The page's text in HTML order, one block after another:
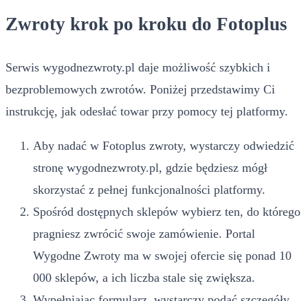
Zwroty krok po kroku do Fotoplus
Serwis wygodnezwroty.pl daje możliwość szybkich i
bezproblemowych zwrotów. Poniżej przedstawimy Ci
instrukcję, jak odesłać towar przy pomocy tej platformy.
Aby nadać w Fotoplus zwroty, wystarczy odwiedzić
stronę wygodnezwroty.pl, gdzie będziesz mógł
skorzystać z pełnej funkcjonalności platformy.
Spośród dostępnych sklepów wybierz ten, do którego
pragniesz zwrócić swoje zamówienie. Portal
Wygodne Zwroty ma w swojej ofercie się ponad 10
000 sklepów, a ich liczba stale się zwiększa.